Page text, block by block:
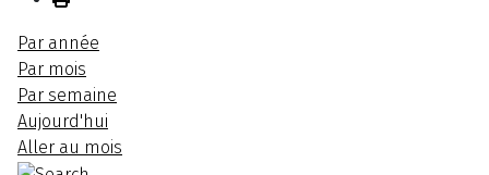
Par année
Par mois
Par semaine
Aujourd'hui
Aller au mois